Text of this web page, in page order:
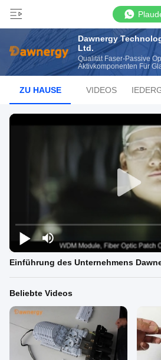
Dawnergy
Ltd.
Qualität Faser-Passive
Aktivkomponenten Für
ZU HAUSE VIDEOS
Einführung des Unternehmens
Beliebte Videos